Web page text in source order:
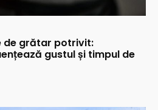
de grătar potrivit:
gustul și timpul de